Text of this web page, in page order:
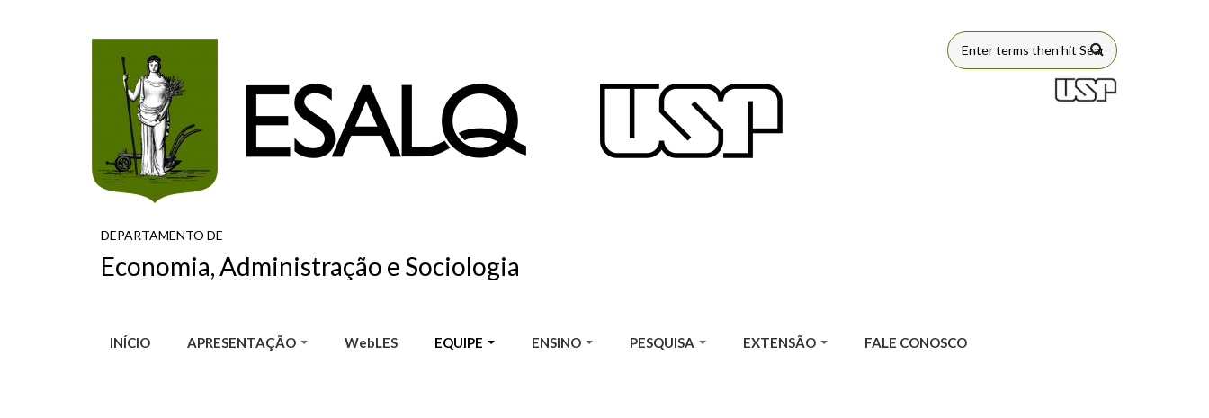
DEPARTAMENTO DE
Economia, Administração e Sociologia
FORMULÁRIO
DE BUSCA
INÍCIO APRESENTAÇÃO WebLES EQUIPE ENSINO PESQUISA EXTENSÃO FALE CONOSCO